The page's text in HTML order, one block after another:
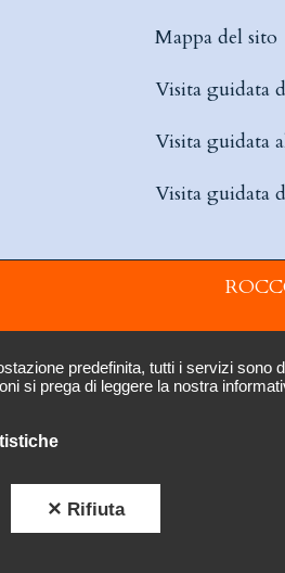
Mappa del sito
Visita guidata
Visita guidata
Visita guidata
predefinita, tutti i servizi sono
si prega di leggere la nostra
✕ Rifiuta